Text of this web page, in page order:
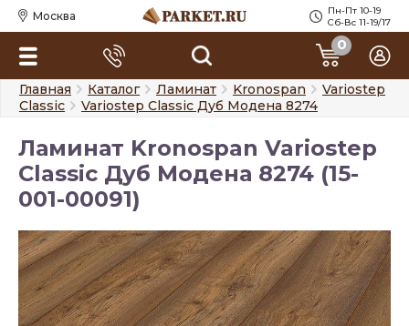
Москва
Пн-Пт 10-19
Сб-Вс 11-19/17
0
Главная Каталог Ламинат Kronospan
Variostep
Classic
Variostep Classic Дуб Модена 8274
Ламинат Kronospan Variostep
Classic Дуб Модена 8274 (15-
001-00091)